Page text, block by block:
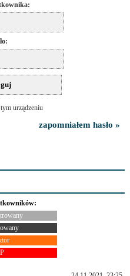
urządzeniu
zapomniałem hasło »